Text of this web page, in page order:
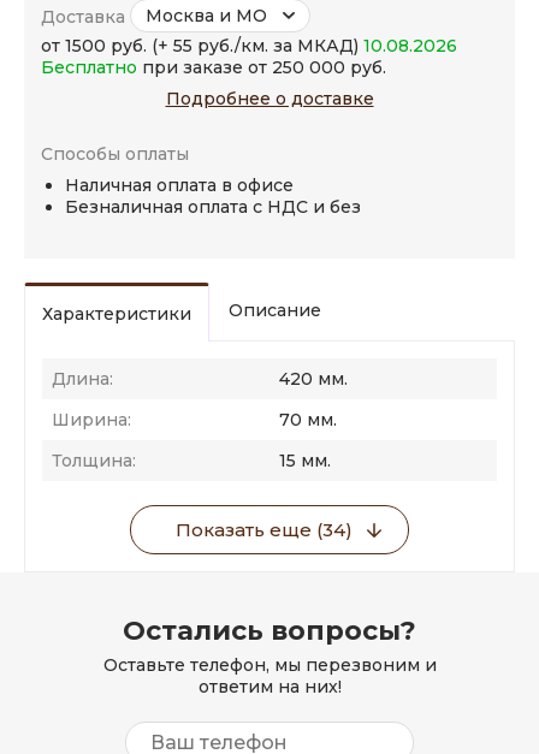
Доставка
Москва и МО
от 1500 руб. (+ 55 руб./км. за МКАД) 10.08.2026
Бесплатно при заказе от 250 000 руб.
Подробнее о доставке
Способы оплаты
Наличная оплата в офисе
Безналичная оплата с НДС и без
Характеристики Описание
Длина:
420 мм.
Ширина:
70 мм.
Толщина:
15 мм.
Показать еще (34)
Остались вопросы?
Оставьте телефон, мы перезвоним и
ответим на них!